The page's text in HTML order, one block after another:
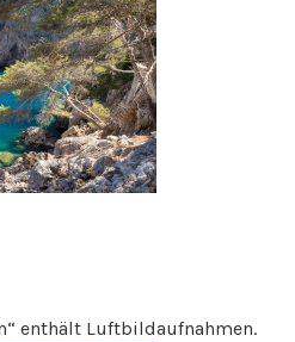
enthält Luftbildaufnahmen.